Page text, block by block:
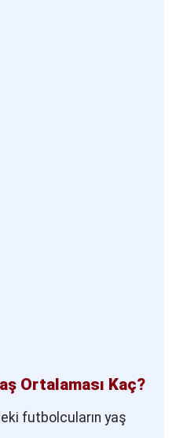
Ortalaması Kaç?
futbolcuların yaş